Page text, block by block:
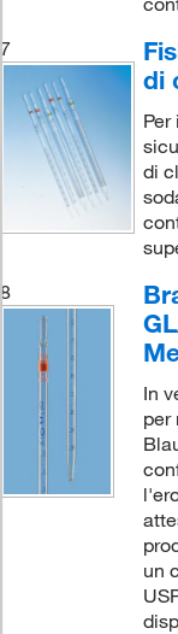
7
di
di
8
In
per
un